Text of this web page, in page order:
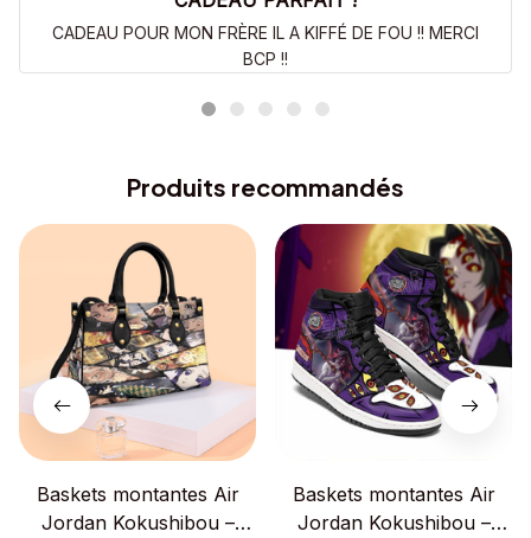
CADEAU POUR MON FRÈRE IL A KIFFÉ DE FOU !! MERCI
BCP !!
Produits recommandés
Baskets montantes Air
Jordan Kokushibou –
Baskets montantes Air
Jordan Kokushibou –